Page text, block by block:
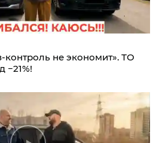
не экономит». ТО
−21%!